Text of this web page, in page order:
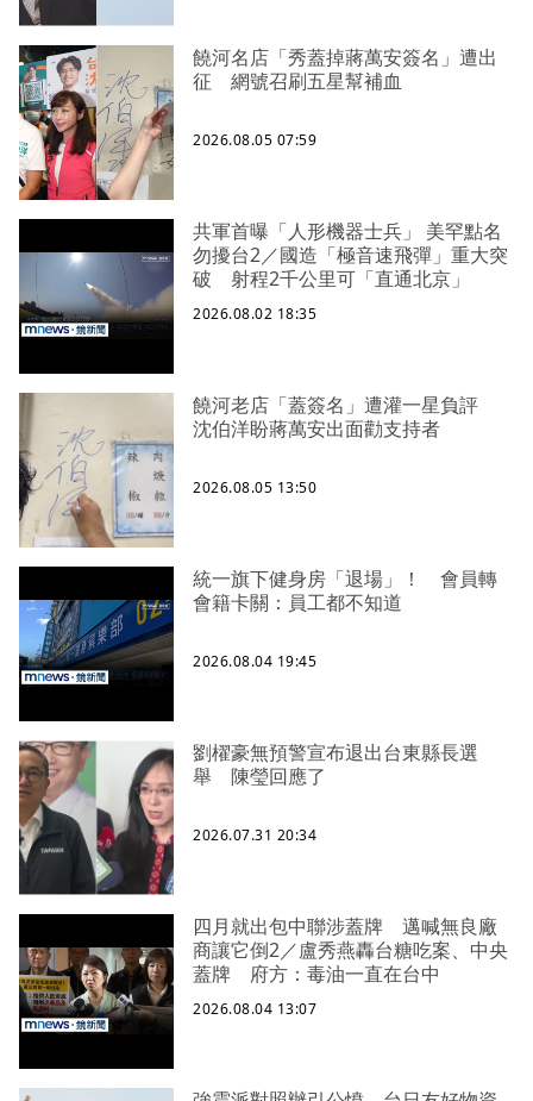
饒河名店「秀蓋掉蔣萬安簽名」遭出
征 網號召刷五星幫補血
2026.08.05 07:59
共軍首曝「人形機器士兵」 美罕點名
勿擾台2／國造「極音速飛彈」重大突
破 射程2千公里可「直通北京」
2026.08.02 18:35
饒河老店「蓋簽名」遭灌一星負評
沈伯洋盼蔣萬安出面勸支持者
2026.08.05 13:50
統一旗下健身房「退場」！ 會員轉
會籍卡關：員工都不知道
2026.08.04 19:45
劉櫂豪無預警宣布退出台東縣長選
舉 陳瑩回應了
2026.07.31 20:34
四月就出包中聯涉蓋牌 邁喊無良廠
商讓它倒2／盧秀燕轟台糖吃案、中央
蓋牌 府方：毒油一直在台中
2026.08.04 13:07